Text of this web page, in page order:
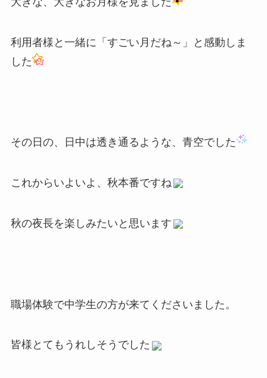
利用者様と一緒に「すごい月だね～」と感動しま
した
その日の、日中は透き通るような、青空でした
これからいよいよ、秋本番ですね
秋の夜長を楽しみたいと思います
職場体験で中学生の方が来てくださいました。
皆様とてもうれしそうでした